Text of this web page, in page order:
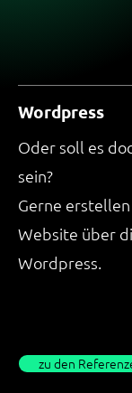
Wordpress
Oder soll es
sein?
Gerne
Website über
Wordpress.
zu den